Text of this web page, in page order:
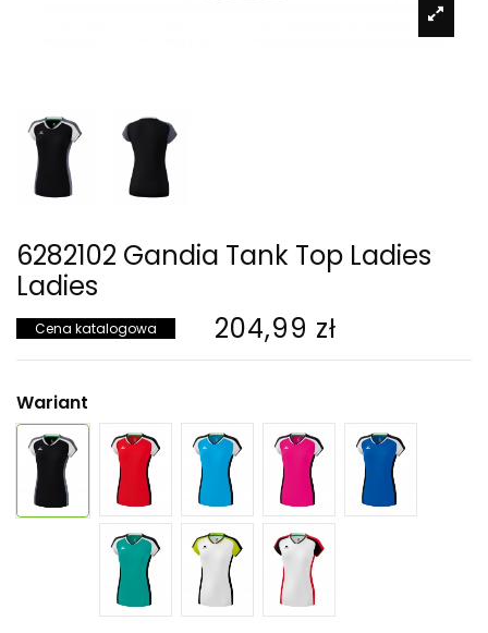
6282102 Gandia Tank Top Ladies
Ladies
Cena katalogowa 204,99 zł
Wariant